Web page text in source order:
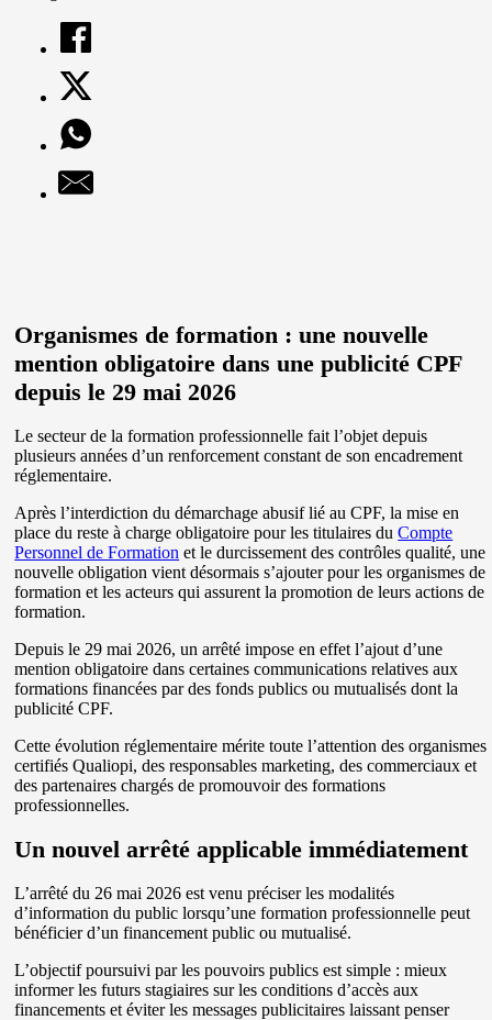
Organismes de formation : une nouvelle
mention obligatoire dans une publicité CPF
depuis le 29 mai 2026
Le secteur de la formation professionnelle fait l’objet depuis
plusieurs années d’un renforcement constant de son encadrement
réglementaire.
Après l’interdiction du démarchage abusif lié au CPF, la mise en
place du reste à charge obligatoire pour les titulaires duCompte
Personnel de Formation et le durcissement des contrôles qualité, une
nouvelle obligation vient désormais s’ajouter pour les organismes de
formation et les acteurs qui assurent la promotion de leurs actions de
formation.
Depuis le 29 mai 2026, un arrêté impose en effet l’ajout d’une
mention obligatoire dans certaines communications relatives aux
formations financées par des fonds publics ou mutualisés dont la
publicité CPF.
Cette évolution réglementaire mérite toute l’attention des organismes
certifiés Qualiopi, des responsables marketing, des commerciaux et
des partenaires chargés de promouvoir des formations
professionnelles.
Un nouvel arrêté applicable immédiatement
L’arrêté du 26 mai 2026 est venu préciser les modalités
d’information du public lorsqu’une formation professionnelle peut
bénéficier d’un financement public ou mutualisé.
L’objectif poursuivi par les pouvoirs publics est simple : mieux
informer les futurs stagiaires sur les conditions d’accès aux
financements et éviter les messages publicitaires laissant penser